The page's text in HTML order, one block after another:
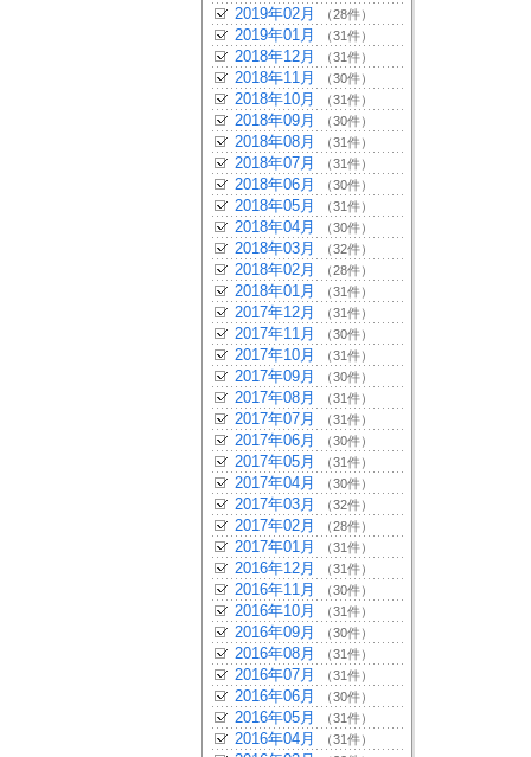
2019年02月 （28件）
2019年01月 （31件）
2018年12月 （31件）
2018年11月 （30件）
2018年10月 （31件）
2018年09月 （30件）
2018年08月 （31件）
2018年07月 （31件）
2018年06月 （30件）
2018年05月 （31件）
2018年04月 （30件）
2018年03月 （32件）
2018年02月 （28件）
2018年01月 （31件）
2017年12月 （31件）
2017年11月 （30件）
2017年10月 （31件）
2017年09月 （30件）
2017年08月 （31件）
2017年07月 （31件）
2017年06月 （30件）
2017年05月 （31件）
2017年04月 （30件）
2017年03月 （32件）
2017年02月 （28件）
2017年01月 （31件）
2016年12月 （31件）
2016年11月 （30件）
2016年10月 （31件）
2016年09月 （30件）
2016年08月 （31件）
2016年07月 （31件）
2016年06月 （30件）
2016年05月 （31件）
2016年04月 （31件）